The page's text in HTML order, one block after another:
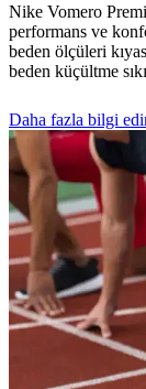
Nike Vomero
performans ve
beden ölçüleri
beden küçültme
Daha fazla bilgi